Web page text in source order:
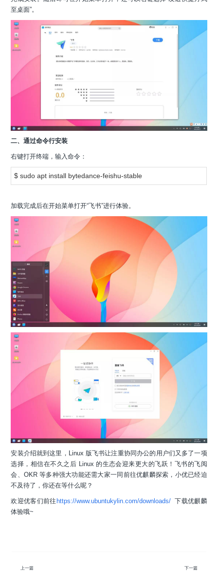
至桌面”。
二、通过命令行安装
右键打开终端，输入命令：
$ sudo apt install bytedance-feishu-stable
加载完成后在开始菜单打开“飞书”进行体验。
安装介绍就到这里，Linux 版飞书让注重协同办公的用户们又多了一项
选择，相信在不久之后 Linux 的生态会迎来更大的飞跃！飞书的飞阅
会、OKR 等多种强大功能还需大家一同前往优麒麟探索，小优已经迫
不及待了，你还在等什么呢？
欢迎优客们前往 https://www.ubuntukylin.com/downloads/下载优麒麟
体验哦~
上一篇 下一篇